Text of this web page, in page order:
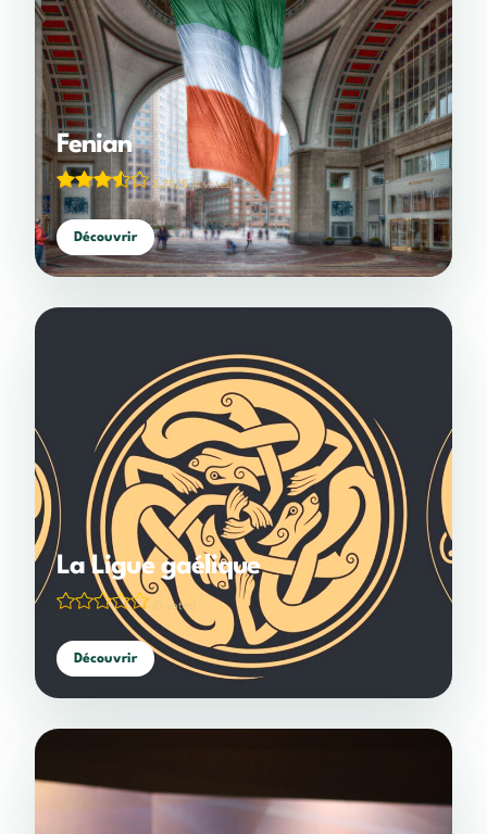
Fenian
3,75/5(4 votes)
Découvrir
La Ligue gaélique
(0 votes)
Découvrir